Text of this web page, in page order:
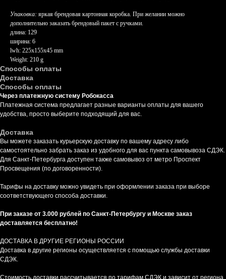
Упаковка: яркая брендовая картонная коробка. При желании можно
дополнительно заказать брендовый пакет с ручками.
длина: 129
ширина: 6
lwh: 225x155x45 mm
Weight: 210 g
Способы оплаты
Доставка
Способы оплаты
Через платежную систему Робокасса
Платежная система предлагает разные варианты оплаты для вашего
удобства, просто выберите подходящий для вас.
Доставка
Вы можете заказать курьерскую доставку по вашему адресу либо
самостоятельно забрать заказ из удобного для вас пункта самовывоза СДЭК.
Для Санкт-Петербурга доступен также самовывоз от метро Проспект
Просвещения (по договоренности).
Тарифы на доставку можно увидеть при оформлении заказа при выборе
соответствующего способа доставки.
При заказе от 3.000 рублей по Санкт-Петербургу и Москве заказ
доставляется бесплатно!
ДОСТАВКА В ДРУГИЕ РЕГИОНЫ РОССИИ
Доставка в другие регионы осуществляется с помощью службы доставки
СДЭК.
Стоимость доставки рассчитывается по тарифам СДЭК и зависит от региона